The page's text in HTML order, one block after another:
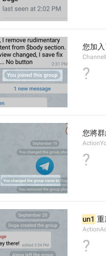
您加
?
您將
?
un1 重
?